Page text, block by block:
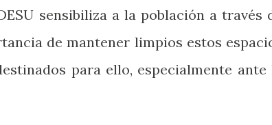
sensibiliza a la población a través
de mantener limpios estos
para ello, especialmente ante